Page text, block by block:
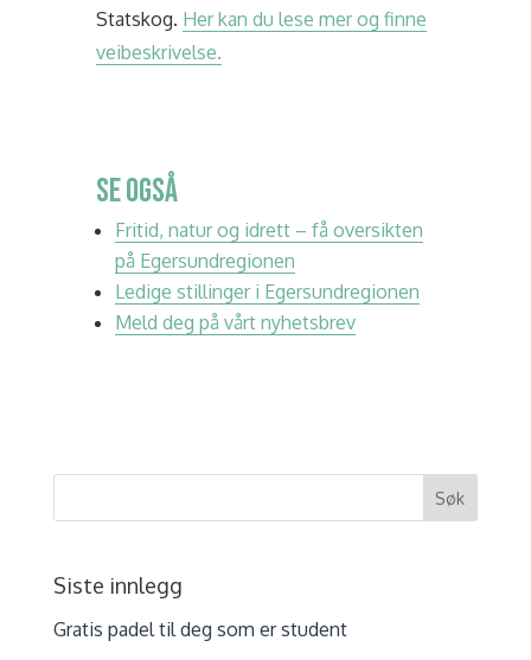
Statskog. Her kan du lese mer og finne
veibeskrivelse.
SE OGSÅ
Fritid, natur og idrett – få oversikten
på Egersundregionen
Ledige stillinger i Egersundregionen
Meld deg på vårt nyhetsbrev
Siste innlegg
Gratis padel til deg som er student